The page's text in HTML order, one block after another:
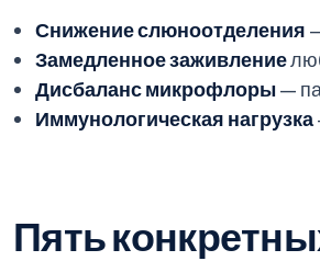
Снижение слюноотделения
Замедленное заживление
Дисбаланс микрофлоры—
Иммунологическая нагрузка
Пять